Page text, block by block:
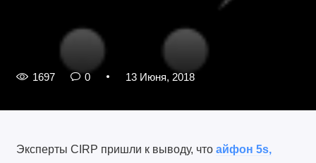
1697 0 13 Июня, 2018
Эксперты CIRP пришли к выводу, что айфон 5s,